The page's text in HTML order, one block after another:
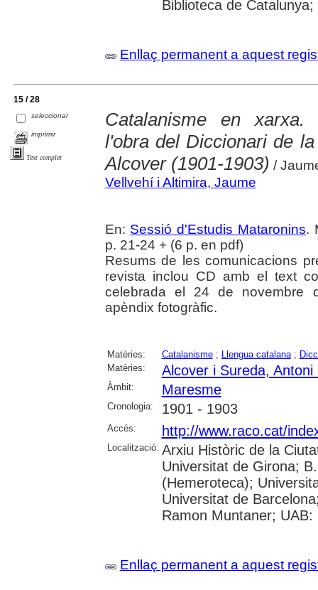
Biblioteca de
Enllaç permanent a aquest
15 / 28
seleccionar
imprimir
Text complet
Catalanisme en xarxa.
l'obra del Diccionari de
Alcover (1901-1903) /
Vellvehí i Altimira, Jaume
En: Sessió d'Estudis Mataronins.
p. 21-24 + (6 p. en pdf)
Resums de les comunicacions
revista inclou CD amb el text
celebrada el 24 de novembre
apèndix fotogràfic.
Matèries: Catalanisme; Llengua catalana;
Matèries:
Alcover i Sureda, Antoni
Àmbit: Maresme
Cronologia: 1901 - 1903
Accés: http://www.raco.cat/
Localització: Arxiu Històric de la
Universitat de Girona;
(Hemeroteca);
Universitat de
Ramon Muntaner; UAB:
Enllaç permanent a aquest